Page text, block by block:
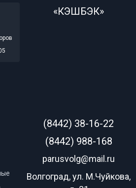
«КЭШБЭК»
(8442) 38-16-22
(8442) 988-168
parusvolg@mail.ru
Волгоград, ул. М.Чуйкова,